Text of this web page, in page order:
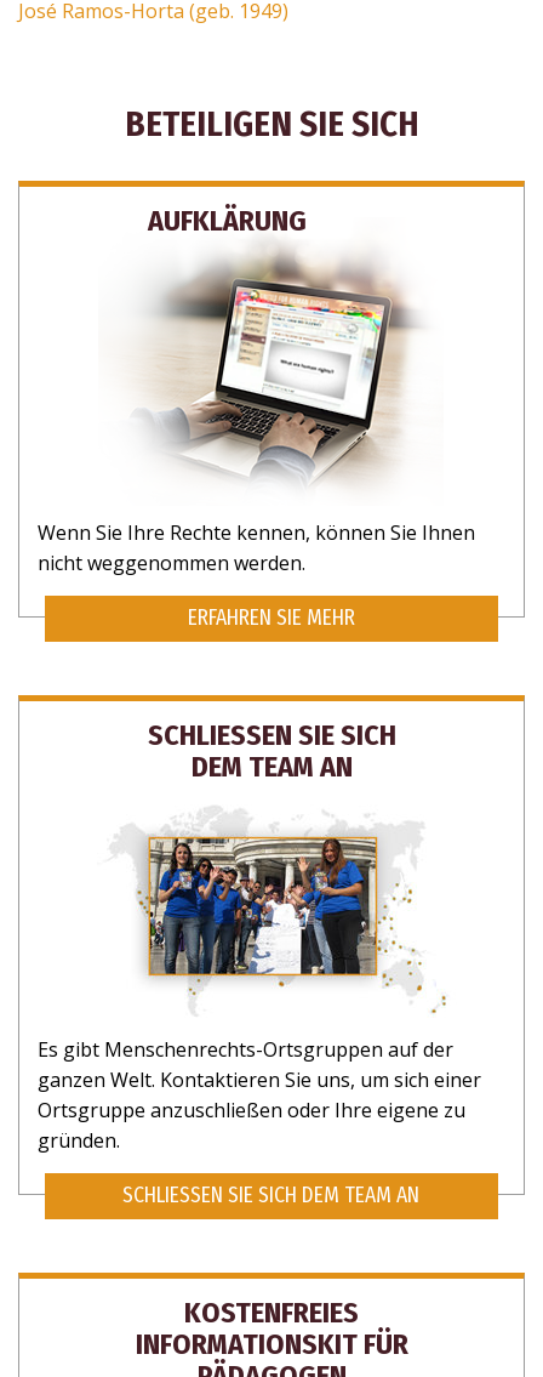
José Ramos-Horta (geb. 1949)
MÖGLICHKEITEN ZU HELFEN ZU
ERHALTEN.
NEIN, DANKE
BETEILIGEN SIE SICH
AUFKLÄRUNG
Wenn Sie Ihre Rechte kennen, können Sie Ihnen
nicht weggenommen werden.
ERFAHREN SIE MEHR
SCHLIESSEN SIE SICH
DEM TEAM AN
Es gibt Menschenrechts-Ortsgruppen auf der
ganzen Welt. Kontaktieren Sie uns, um sich einer
Ortsgruppe anzuschließen oder Ihre eigene zu
gründen.
SCHLIESSEN SIE SICH DEM TEAM AN
KOSTENFREIES
INFORMATIONSKIT FÜR